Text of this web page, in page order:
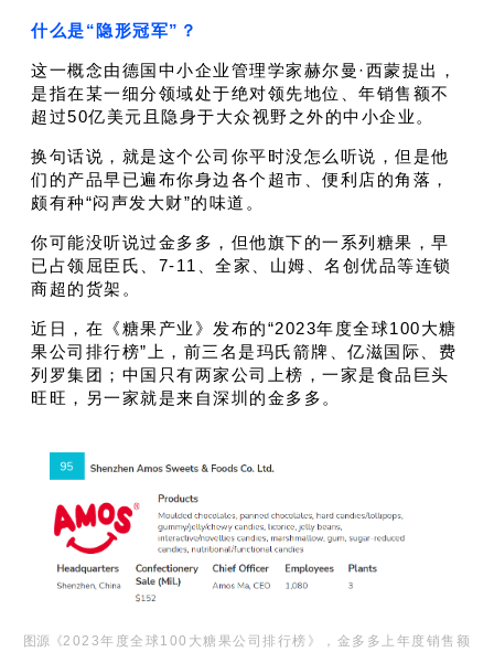
什么是“隐形冠军”？
这一概念由德国中小企业管理学家赫尔曼·西蒙提出，
是指在某一细分领域处于绝对领先地位、年销售额不
超过50亿美元且隐身于大众视野之外的中小企业。
换句话说，就是这个公司你平时没怎么听说，但是他
们的产品早已遍布你身边各个超市、便利店的角落，
颇有种“闷声发大财”的味道。
你可能没听说过金多多，但他旗下的一系列糖果，早
已占领屈臣氏、7-11、全家、山姆、名创优品等连锁
商超的货架。
近日，在《糖果产业》发布的“2023年度全球100大糖
果公司排行榜”上，前三名是玛氏箭牌、亿滋国际、费
列罗集团；中国只有两家公司上榜，一家是食品巨头
旺旺，另一家就是来自深圳的金多多。
图源《2023年度全球100大糖果公司排行榜》，金多多上年度销售额